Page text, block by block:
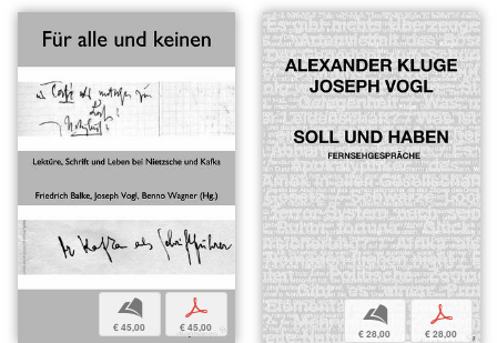
b
€ 45,00
p
€ 45,00
b
€ 28,00
p
€ 28,00